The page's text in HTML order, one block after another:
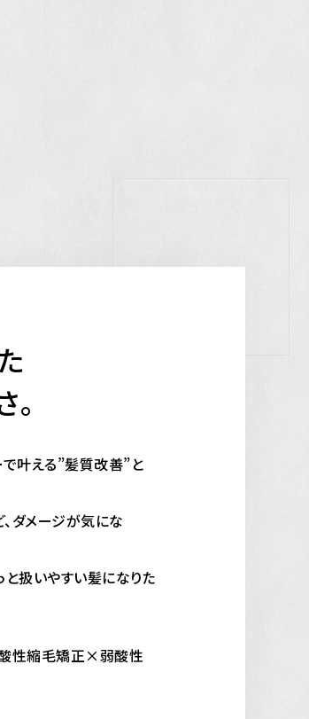
叶える”髪質改善”と
ダメージが気にな
と扱いやすい髪になりた
性縮毛矯正×弱酸性